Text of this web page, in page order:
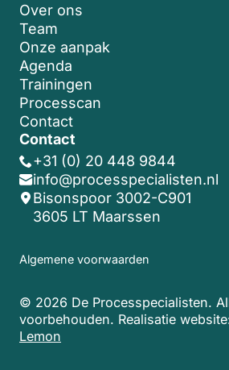
Over ons
Team
Onze aanpak
Agenda
Trainingen
Processcan
Contact
Contact
+31 (0) 20 448 9844
info@processpecialisten.nl
Bisonspoor 3002-C901
3605 LT Maarssen
Algemene voorwaarden
© 2026 De Processpecialisten.
voorbehouden. Realisatie
Lemon